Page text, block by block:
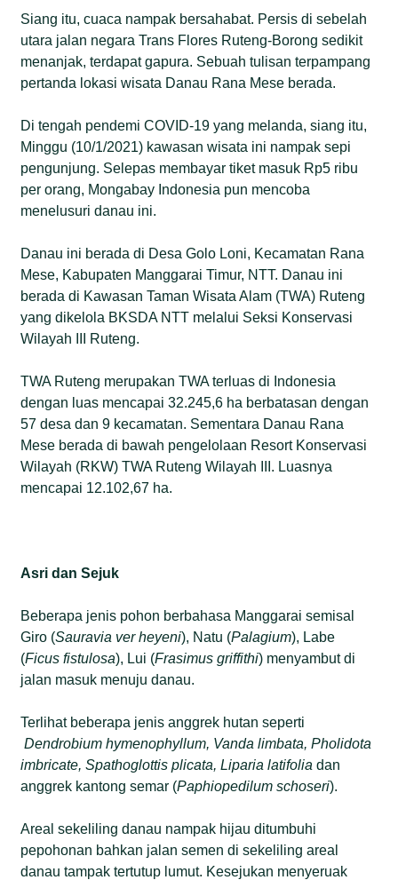
Siang itu, cuaca nampak bersahabat. Persis di sebelah
utara jalan negara Trans Flores Ruteng-Borong sedikit
menanjak, terdapat gapura. Sebuah tulisan terpampang
pertanda lokasi wisata Danau Rana Mese berada.
Di tengah pendemi COVID-19 yang melanda, siang itu,
Minggu (10/1/2021) kawasan wisata ini nampak sepi
pengunjung. Selepas membayar tiket masuk Rp5 ribu
per orang, Mongabay Indonesia pun mencoba
menelusuri danau ini.
Danau ini berada di Desa Golo Loni, Kecamatan Rana
Mese, Kabupaten Manggarai Timur, NTT. Danau ini
berada di Kawasan Taman Wisata Alam (TWA) Ruteng
yang dikelola BKSDA NTT melalui Seksi Konservasi
Wilayah III Ruteng.
TWA Ruteng merupakan TWA terluas di Indonesia
dengan luas mencapai 32.245,6 ha berbatasan dengan
57 desa dan 9 kecamatan. Sementara Danau Rana
Mese berada di bawah pengelolaan Resort Konservasi
Wilayah (RKW) TWA Ruteng Wilayah III. Luasnya
mencapai 12.102,67 ha.
Asri dan Sejuk
Beberapa jenis pohon berbahasa Manggarai semisal
Giro (Sauravia ver heyeni), Natu (Palagium), Labe
(Ficus fistulosa), Lui (Frasimus griffithi) menyambut di
jalan masuk menuju danau.
Terlihat beberapa jenis anggrek hutan seperti
Dendrobium hymenophyllum, Vanda limbata, Pholidota
imbricate, Spathoglottis plicata, Liparia latifoliadan
anggrek kantong semar (Paphiopedilum schoseri).
Areal sekeliling danau nampak hijau ditumbuhi
pepohonan bahkan jalan semen di sekeliling areal
danau tampak tertutup lumut. Kesejukan menyeruak